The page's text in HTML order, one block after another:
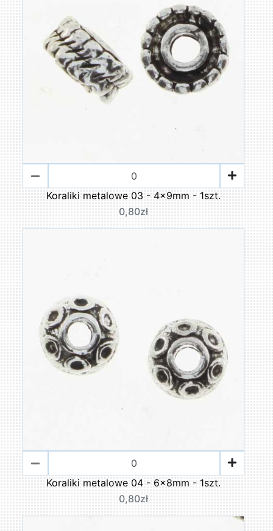
Koraliki metalowe 03 - 4x9mm - 1szt.
0,80zł
Koraliki metalowe 04 - 6x8mm - 1szt.
0,80zł